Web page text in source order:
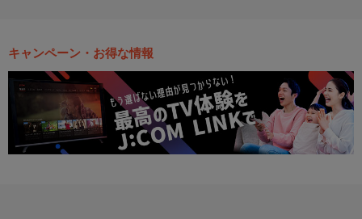
キャンペーン・お得な情報